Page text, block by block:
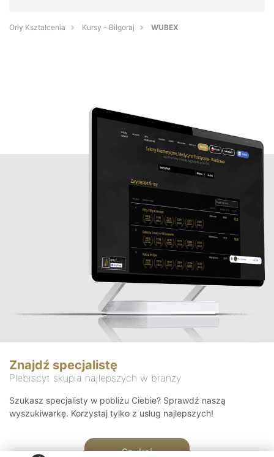
Orły Kształcenia Kursy - Biłgoraj WUBEX
Znajdź specjalistę
Plebiscyt skupia najlepszych w branży
Szukasz specjalisty w pobliżu Ciebie? Sprawdź naszą
wyszukiwarkę. Korzystaj tylko z usług najlepszych!
Szukaj